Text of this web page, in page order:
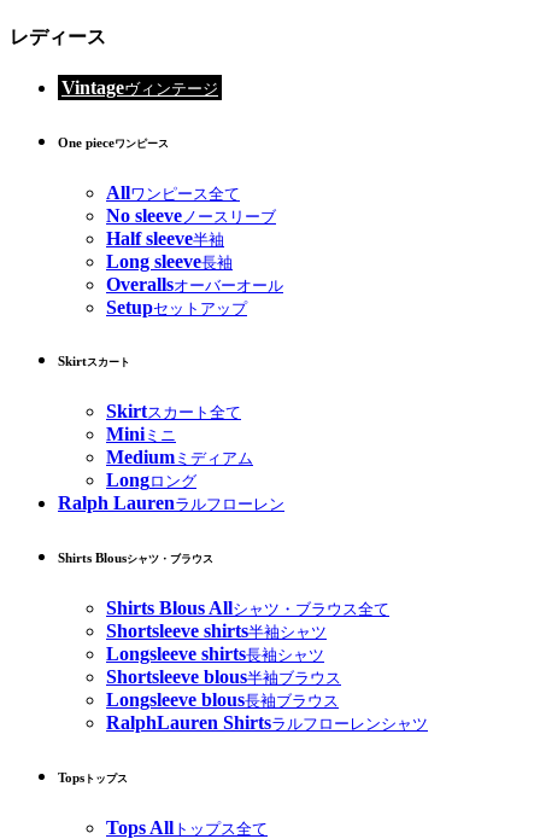
レディース
Vintageヴィンテージ
One pieceワンピース
Allワンピース全て
No sleeve ノースリーブ
Half sleeve半袖
Long sleeve長袖
Overallsオーバーオール
Setupセットアップ
Skirtスカート
Skirtスカート全て
Miniミニ
Medium ミディアム
Longロング
Ralph Laurenラルフローレン
Shirts Blousシャツ・ブラウス
Shirts Blous Allシャツ・ブラウス全て
Shortsleeve shirts半袖シャツ
Longsleeve shirts長袖シャツ
Shortsleeve blous半袖ブラウス
Longsleeve blous長袖ブラウス
RalphLauren Shirtsラルフローレンシャツ
Tops トップス
Tops All トップス全て